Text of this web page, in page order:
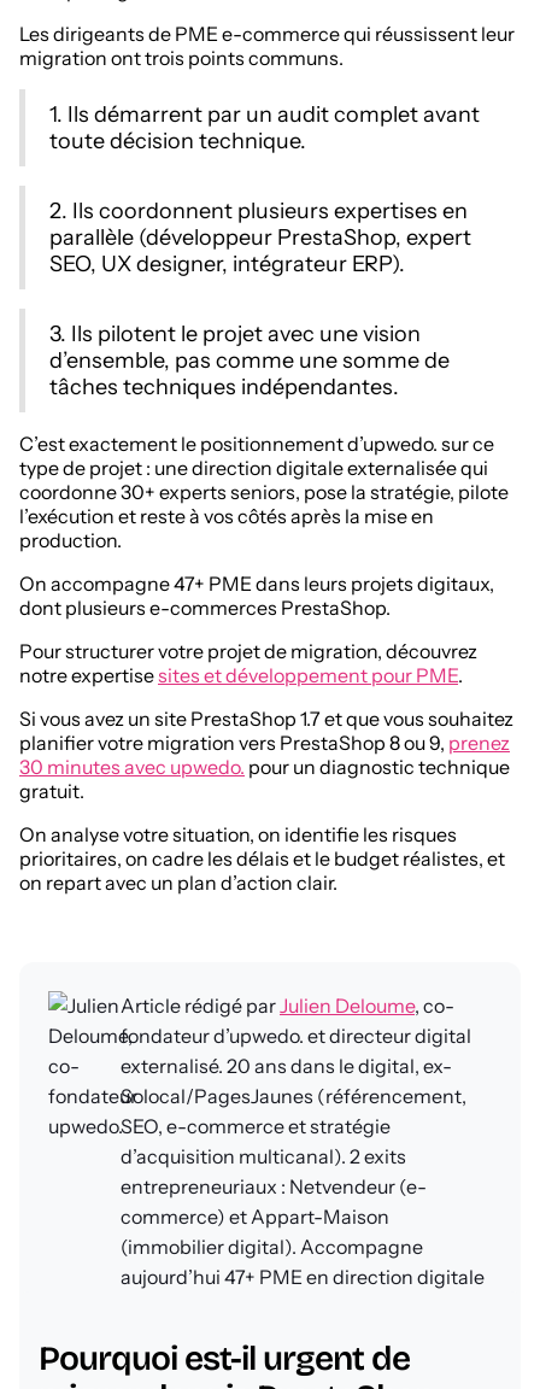
Les dirigeants de PME e-commerce qui réussissent leur
migration ont trois points communs.
1. Ils démarrent par un audit complet avant
toute décision technique.
2. Ils coordonnent plusieurs expertises en
parallèle (développeur PrestaShop, expert
SEO, UX designer, intégrateur ERP).
3. Ils pilotent le projet avec une vision
d’ensemble, pas comme une somme de
tâches techniques indépendantes.
C’est exactement le positionnement d’upwedo. sur ce
type de projet : une direction digitale externalisée qui
coordonne 30+ experts seniors, pose la stratégie, pilote
l’exécution et reste à vos côtés après la mise en
production.
On accompagne 47+ PME dans leurs projets digitaux,
dont plusieurs e-commerces PrestaShop.
Pour structurer votre projet de migration, découvrez
notre expertisesites et développement pour PME.
Si vous avez un site PrestaShop 1.7 et que vous souhaitez
planifier votre migration vers PrestaShop 8 ou 9, prenez
30 minutes avec upwedo. pour un diagnostic technique
gratuit.
On analyse votre situation, on identifie les risques
prioritaires, on cadre les délais et le budget réalistes, et
on repart avec un plan d’action clair.
Article rédigé parJulien Deloume, co-
fondateur d’upwedo. et directeur digital
externalisé. 20 ans dans le digital, ex-
Solocal/PagesJaunes (référencement,
SEO, e-commerce et stratégie
d’acquisition multicanal). 2 exits
entrepreneuriaux : Netvendeur (e-
commerce) et Appart-Maison
(immobilier digital). Accompagne
aujourd’hui 47+ PME en direction digitale
fréquentes
Pourquoi est-il urgent de